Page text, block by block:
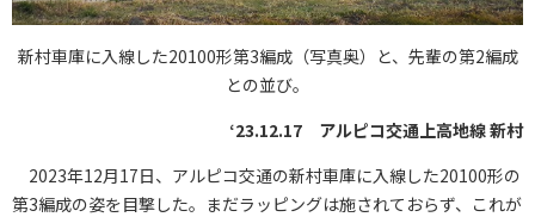
新村車庫に入線した20100形第3編成（写真奥）と、先輩の第2編成
との並び。
‘23.12.17 アルピコ交通上高地線 新村
2023年12月17日、アルピコ交通の新村車庫に入線した20100形の
第3編成の姿を目撃した。まだラッピングは施されておらず、これが